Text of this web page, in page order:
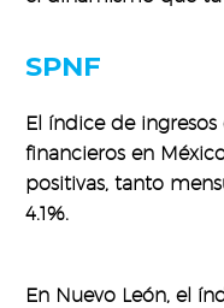
SPNF
El índice de
financieros en
positivas, tanto
4.1%.
En Nuevo León, el